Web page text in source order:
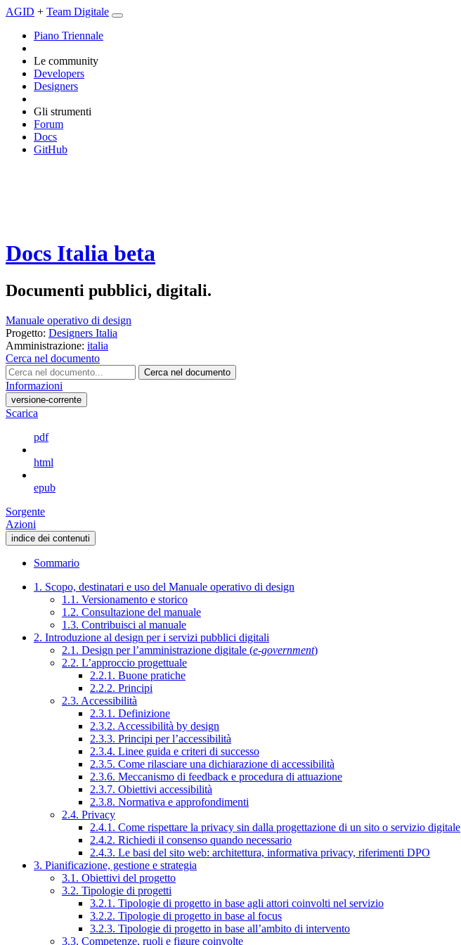
AGID + Team Digitale
Piano Triennale
Le community
Developers
Designers
Gli strumenti
Forum
Docs
GitHub
Docs Italia beta
Documenti pubblici, digitali.
Manuale operativo di design
Progetto: Designers Italia
Amministrazione: italia
Cerca nel documento
Cerca nel documento
Informazioni
versione-corrente
Scarica
pdf
html
epub
Sorgente
Azioni
indice dei contenuti
Sommario
1. Scopo, destinatari e uso del Manuale operativo di design
1.1. Versionamento e storico
1.2. Consultazione del manuale
1.3. Contribuisci al manuale
2. Introduzione al design per i servizi pubblici digitali
2.1. Design per l’amministrazione digitale (e-government)
2.2. L’approccio progettuale
2.2.1. Buone pratiche
2.2.2. Principi
2.3. Accessibilità
2.3.1. Definizione
2.3.2. Accessibilità by design
2.3.3. Principi per l’accessibilità
2.3.4. Linee guida e criteri di successo
2.3.5. Come rilasciare una dichiarazione di accessibilità
2.3.6. Meccanismo di feedback e procedura di attuazione
2.3.7. Obiettivi accessibilità
2.3.8. Normativa e approfondimenti
2.4. Privacy
2.4.1. Come rispettare la privacy sin dalla progettazione di un sito o servizio digitale
2.4.2. Richiedi il consenso quando necessario
2.4.3. Le basi del sito web: architettura, informativa privacy, riferimenti DPO
3. Pianificazione, gestione e strategia
3.1. Obiettivi del progetto
3.2. Tipologie di progetti
3.2.1. Tipologie di progetto in base agli attori coinvolti nel servizio
3.2.2. Tipologie di progetto in base al focus
3.2.3. Tipologie di progetto in base all’ambito di intervento
3.3. Competenze, ruoli e figure coinvolte